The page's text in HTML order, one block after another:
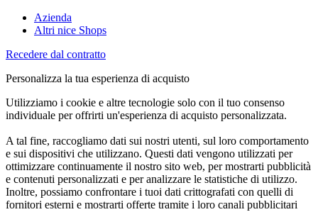
Azienda
Altri nice Shops
Recedere dal contratto
Personalizza la tua esperienza di acquisto
Utilizziamo i cookie e altre tecnologie solo con il tuo consenso
individuale per offrirti un'esperienza di acquisto personalizzata.
A tal fine, raccogliamo dati sui nostri utenti, sul loro comportamento
e sui dispositivi che utilizzano. Questi dati vengono utilizzati per
ottimizzare continuamente il nostro sito web, per mostrarti pubblicità
e contenuti personalizzati e per analizzare le statistiche di utilizzo.
Inoltre, possiamo confrontare i tuoi dati crittografati con quelli di
fornitori esterni e mostrarti offerte tramite i loro canali pubblicitari